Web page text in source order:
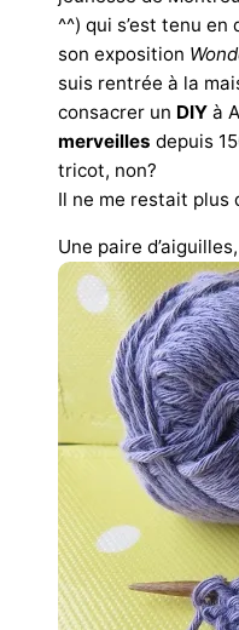
^^) qui s’est tenu
son exposition
suis rentrée à la
consacrer un DIY à
merveilles depuis
tricot, non?
Il ne me restait plus
Une paire